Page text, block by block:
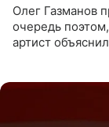
Олег Газманов
очередь
артист